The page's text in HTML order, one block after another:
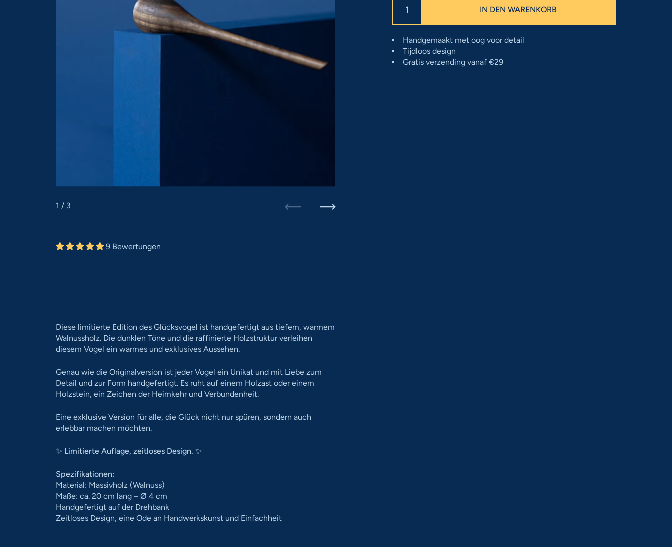
IN DEN WARENKORB
Handgemaakt met oog voor detail
Tijdloos design
Gratis verzending vanaf €29
1 / 3
Weiter
9 Bewertungen
Diese limitierte Edition des Glücksvogel ist handgefertigt aus tiefem, warmem
Walnussholz. Die dunklen Töne und die raffinierte Holzstruktur verleihen
diesem Vogel ein warmes und exklusives Aussehen.
Genau wie die Originalversion ist jeder Vogel ein Unikat und mit Liebe zum
Detail und zur Form handgefertigt. Es ruht auf einem Holzast oder einem
Holzstein, ein Zeichen der Heimkehr und Verbundenheit.
Eine exklusive Version für alle, die Glück nicht nur spüren, sondern auch
erlebbar machen möchten.
✨ Limitierte Auflage, zeitloses Design. ✨
Spezifikationen:
Material: Massivholz (Walnuss)
Maße: ca. 20 cm lang – Ø 4 cm
Handgefertigt auf der Drehbank
Zeitloses Design, eine Ode an Handwerkskunst und Einfachheit